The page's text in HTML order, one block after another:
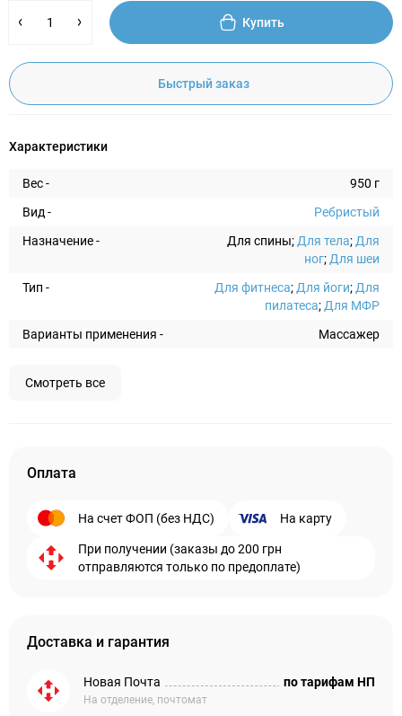
Купить
Быстрый заказ
Характеристики
Вес -
950 г
Вид -
Ребристый
Назначение -
Для спины; Для тела; Для
ног; Для шеи
Тип -
Для фитнеса; Для йоги; Для
пилатеса; Для МФР
Варианты применения -
Массажер
Смотреть все
Оплата
На счет ФОП (без НДС) На карту
При получении (заказы до 200 грн
отправляются только по предоплате)
Доставка и гарантия
Новая Почта
На отделение, почтомат
по тарифам НП